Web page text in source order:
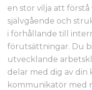
en stor vilja att
självgående och
i förhållande till
förutsättningar. Du
utvecklande
delar med dig av din
kommunikatör med